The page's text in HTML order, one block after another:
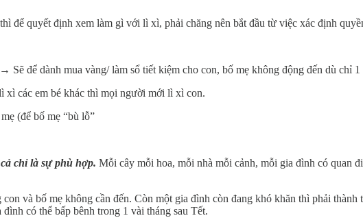
để quyết định xem làm gì với lì xì, phải chăng nên bắt đầu từ việc xác định
để dành mua vàng/ làm sổ tiết kiệm cho con, bố mẹ không động đến dù chỉ 1
xì các em bé khác thì mọi người mới lì xì con.
(để bố mẹ “bù lỗ”
chỉ là sự phù hợp. Mỗi cây mỗi hoa, mỗi nhà mỗi cảnh, mỗi gia đình có quan
và bố mẹ không cần đến. Còn một gia đình còn đang khó khăn thì phải thành
có thể bấp bênh trong 1 vài tháng sau Tết.